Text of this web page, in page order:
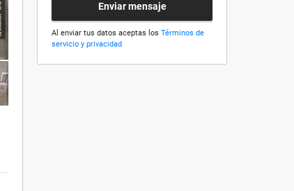
Enviar mensaje
Al enviar tus datos aceptas los Términos de
servicio y privacidad